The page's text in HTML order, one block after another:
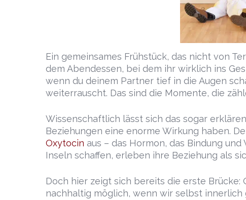
Ein gemeinsames Frühstück, das nicht von
dem Abendessen, bei dem ihr wirklich ins
wenn du deinem Partner tief in die Augen
weiterrauscht. Das sind die Momente, die
Wissenschaftlich lässt sich das sogar
Beziehungen eine enorme Wirkung haben.
Oxytocin aus – das Hormon, das Bindung
Inseln schaffen, erleben ihre Beziehung als
Doch hier zeigt sich bereits die erste
nachhaltig möglich, wenn wir selbst